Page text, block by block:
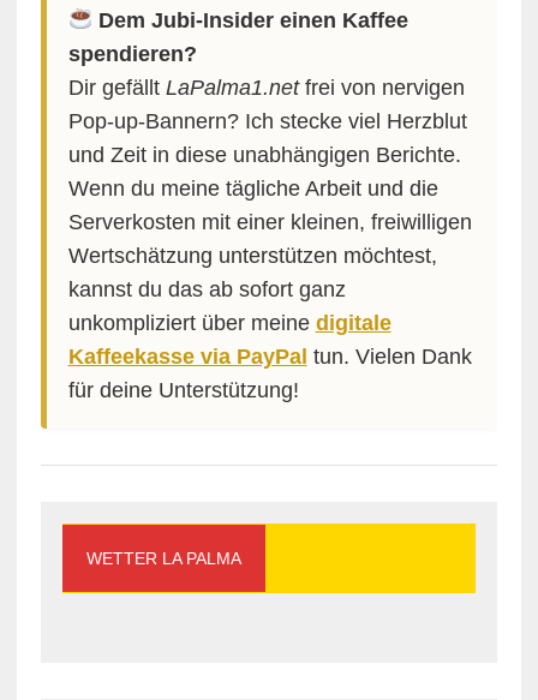
Dem Jubi-Insider einen Kaffee
spendieren?
Dir gefällt LaPalma1.netfrei von nervigen
Pop-up-Bannern? Ich stecke viel Herzblut
und Zeit in diese unabhängigen Berichte.
Wenn du meine tägliche Arbeit und die
Serverkosten mit einer kleinen, freiwilligen
Wertschätzung unterstützen möchtest,
kannst du das ab sofort ganz
unkompliziert über meine digitale
Kaffeekasse via PayPal tun. Vielen Dank
für deine Unterstützung!
WETTER LA PALMA